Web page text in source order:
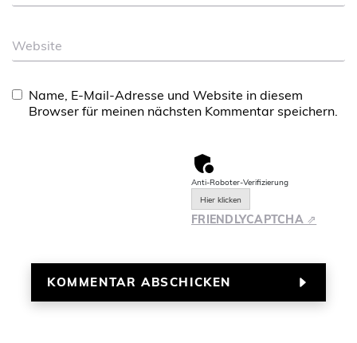
Website
Name, E-Mail-Adresse und Website in diesem
Browser für meinen nächsten Kommentar speichern.
Anti-Roboter-Verifizierung
Hier klicken
FRIENDLYCAPTCHA ⇗